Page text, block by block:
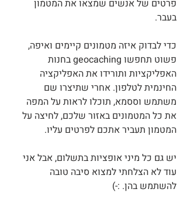
פרטים של אנשים שמצאו את המטמון
בעבר.
כדי לבדוק איזה מטמונים קיימים ואיפה,
פשוט תחפשו geocaching בחנות
האפליקציות ותורידו את האפליקציה
החינמית לטלפון. אחרי שתיצרו שם
משתמש וססמא, תוכלו לראות על המפה
את כל המטמונים באזור שלכם, לחיצה על
המטמון תעביר אתכם לפרטים עליו.
יש גם כל מיני אופציות בתשלום, אבל אני
עוד לא הצלחתי למצוא סיבה טובה
להשתמש בהן. :-)